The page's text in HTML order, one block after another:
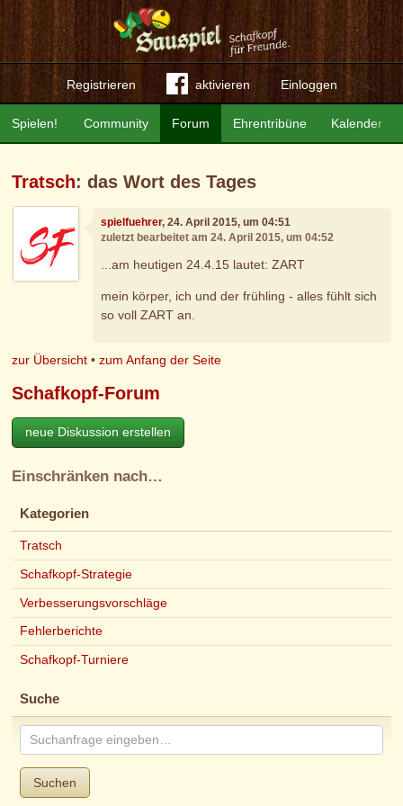
Registrieren aktivieren Einloggen
Community Forum Ehrentribüne Kalender
Spielen!
Tratsch: das Wort des Tages
spielfuehrer, 24. April 2015, um 04:51
zuletzt bearbeitet am 24. April 2015, um 04:52
...am heutigen 24.4.15 lautet: ZART
mein körper, ich und der frühling - alles fühlt sich
so voll ZART an.
zur Übersicht •zum Anfang der Seite
Schafkopf-Forum
neue Diskussion erstellen
Einschränken nach…
Kategorien
Tratsch
Schafkopf-Strategie
Verbesserungsvorschläge
Fehlerberichte
Schafkopf-Turniere
Suche
Suchen